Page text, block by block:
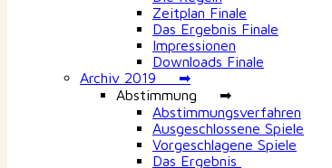
Zeitplan Finale
Das Ergebnis Finale
Impressionen
Downloads Finale
Archiv 2019 ➡
Abstimmung ➡
Abstimmungsverfahren
Ausgeschlossene Spiele
Vorgeschlagene Spiele
Das Ergebnis